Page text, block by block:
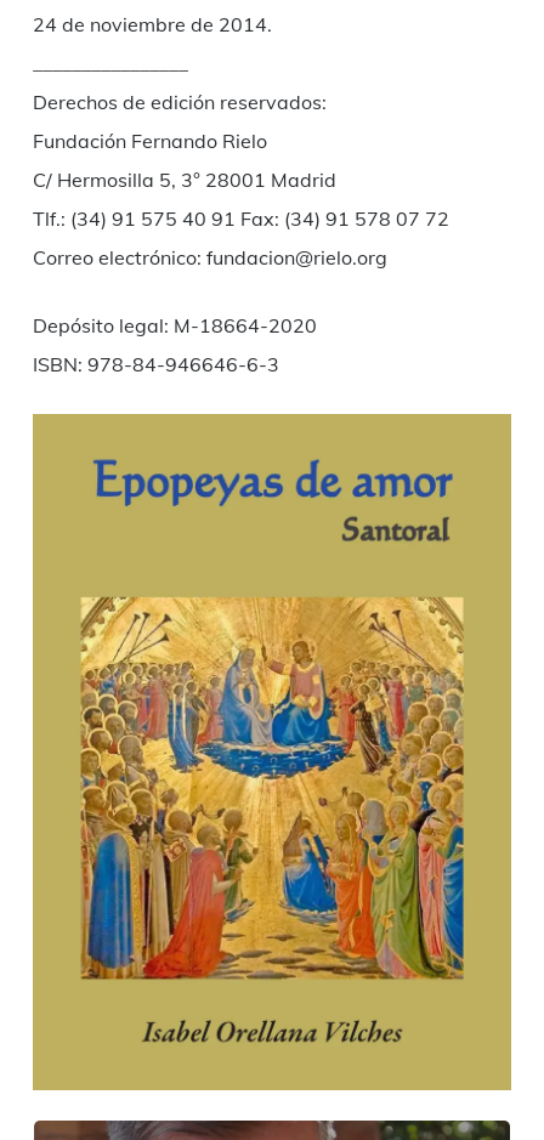
24 de noviembre de 2014.
Derechos de edición reservados:
Fundación Fernando Rielo
C/ Hermosilla 5, 3° 28001 Madrid
Tlf.: (34) 91 575 40 91 Fax: (34) 91 578 07 72
Correo electrónico: fundacion@rielo.org
Depósito legal: M-18664-2020
ISBN: 978-84-946646-6-3